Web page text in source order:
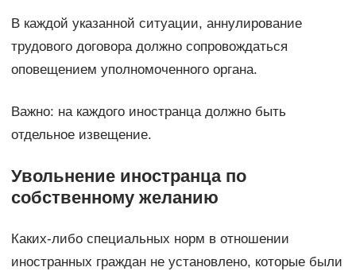
В каждой указанной ситуации, аннулирование
трудового договора должно сопровождаться
оповещением уполномоченного органа.
Важно: на каждого иностранца должно быть
отдельное извещение.
Увольнение иностранца по
собственному желанию
Каких-либо специальных норм в отношении
иностранных граждан не установлено, которые были